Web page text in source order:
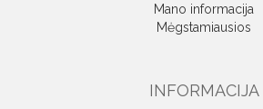
Mano informacija
Mėgstamiausios
INFORMACIJA